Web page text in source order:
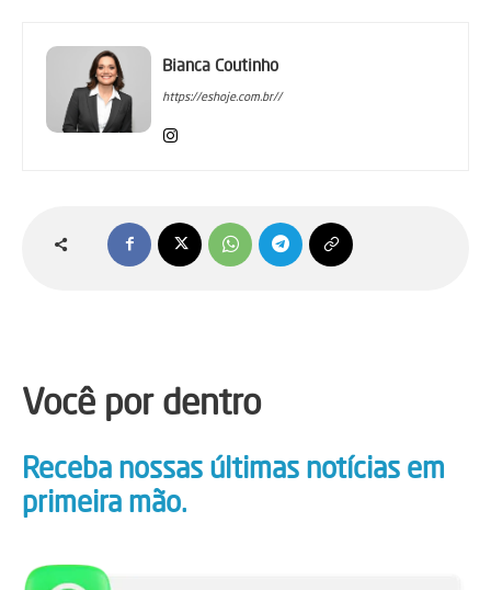
Bianca Coutinho
https://eshoje.com.br//
Você por dentro
Receba nossas últimas notícias em
primeira mão.